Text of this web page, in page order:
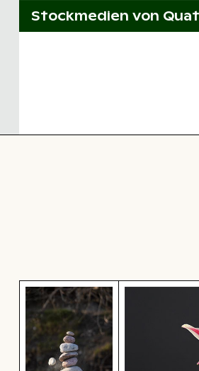
Stockmedien von
Steinhaufen im Zen-Stil in
Zeitraffer